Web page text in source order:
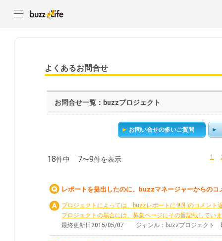
よくあるお問合せ
お問合せ一覧：buzzプロジェクト
お問い合せの多いご質問
18件中 7〜9件を表示 1
レポートを提出したのに、buzzマネージャーからのコ
プロジェクトによっては、buzzレポートに個別のコメント
プロジェクトの場合には、募集ページにその旨記載してい
最終更新日2015/05/07 ジャンル：buzzプロジェク